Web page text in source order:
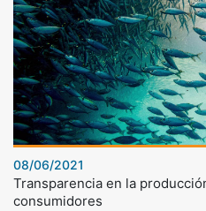
08/06/2021
Transparencia en la
consumidores